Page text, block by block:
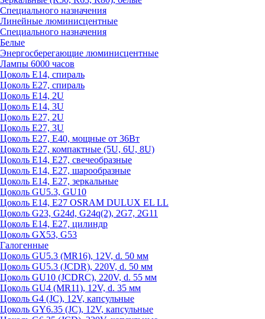
Специального назначения
Линейные люминисцентные
Специального назначения
Белые
Энергосберегающие люминисцентные
Лампы 6000 часов
Цоколь Е14, спираль
Цоколь Е27, спираль
Цоколь Е14, 2U
Цоколь Е14, 3U
Цоколь Е27, 2U
Цоколь Е27, 3U
Цоколь Е27, Е40, мощные от 36Вт
Цоколь Е27, компактные (5U, 6U, 8U)
Цоколь Е14, Е27, свечеобразные
Цоколь Е14, Е27, шарообразные
Цоколь Е14, Е27, зеркальные
Цоколь GU5.3, GU10
Цоколь Е14, Е27 OSRAM DULUX EL LL
Цоколь G23, G24d, G24q(2), 2G7, 2G11
Цоколь Е14, Е27, цилиндр
Цоколь GX53, G53
Галогенные
Цоколь GU5.3 (MR16), 12V, d. 50 мм
Цоколь GU5.3 (JCDR), 220V, d. 50 мм
Цоколь GU10 (JCDRC), 220V, d. 55 мм
Цоколь GU4 (MR11), 12V, d. 35 мм
Цоколь G4 (JC), 12V, капсульные
Цоколь GY6.35 (JC), 12V, капсульные